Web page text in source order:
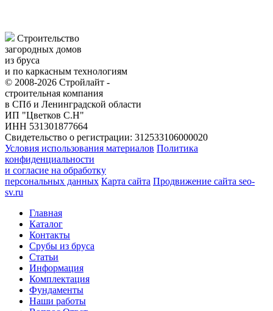
Строительство
загородных домов
из бруса
и по каркасным технологиям
© 2008-2026 Стройлайт -
строительная компания
в СПб и Ленинградской области
ИП "Цветков С.Н"
ИНН 531301877664
Свидетельство о регистрации: 312533106000020
Условия использования материалов Политика
конфиденциальности
и согласие на обработку
персональных данных Карта сайта Продвижение сайта seo-
sv.ru
Главная
Каталог
Контакты
Срубы из бруса
Статьи
Информация
Комплектация
Фундаменты
Наши работы